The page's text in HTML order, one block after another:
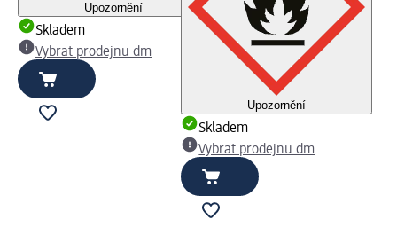
Upozornění
Skladem
Vybrat prodejnu dm
Upozornění
Skladem
Vybrat prodejnu dm